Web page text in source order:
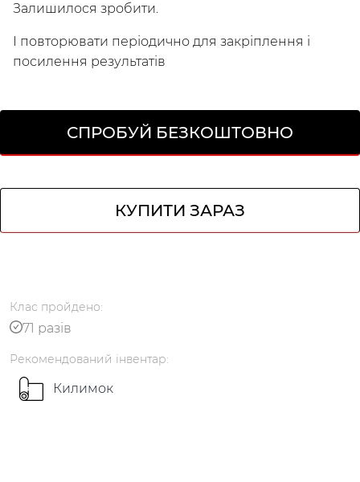
Залишилося зробити.
І повторювати періодично для закріплення і
посилення результатів
СПРОБУЙ БЕЗКОШТОВНО
КУПИТИ ЗАРАЗ
Клас пройдено:
71 разів
Рекомендований інвентар:
Килимок